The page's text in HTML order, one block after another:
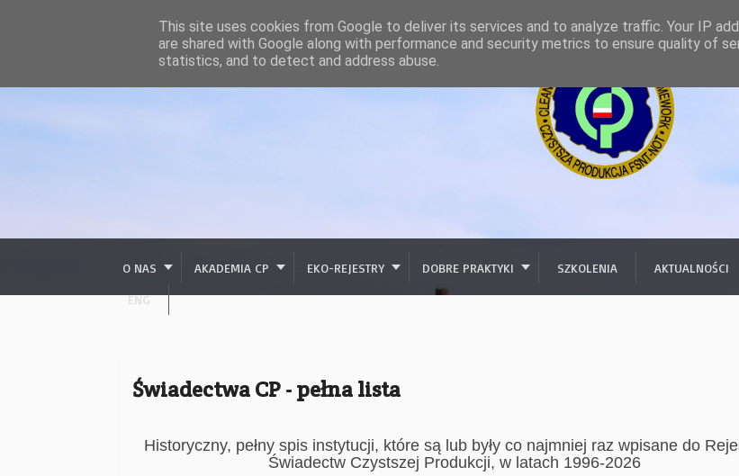
O NAS AKADEMIA CP EKO-REJESTRY DOBRE PRAKTYKI SZKOLENIA AKTUALNOŚCI
ENG
Świadectwa CP - pełna lista
Historyczny, pełny spis instytucji, które są lub były co najmniej raz wpisane do
Świadectw Czystszej Produkcji, w latach 1996-2026
This site uses cookies from Google to deliver its services and to analyze traffic. Your IP
are shared with Google along with performance and security metrics to ensure quality of
statistics, and to detect and address abuse.